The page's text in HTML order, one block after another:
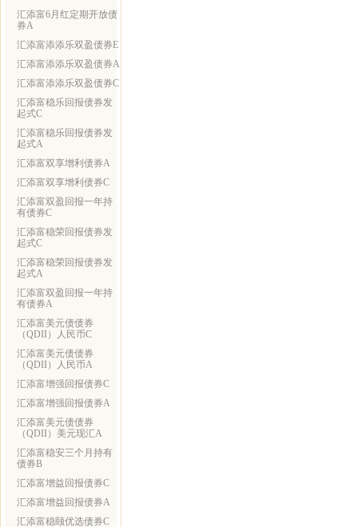
汇添富6月红定期开放债
券A
汇添富添添乐双盈债券E
汇添富添添乐双盈债券A
汇添富添添乐双盈债券C
汇添富稳乐回报债券发
起式C
汇添富稳乐回报债券发
起式A
汇添富双享增利债券A
汇添富双享增利债券C
汇添富双盈回报一年持
有债券C
汇添富稳荣回报债券发
起式C
汇添富稳荣回报债券发
起式A
汇添富双盈回报一年持
有债券A
汇添富美元债债券
（QDII）人民币C
汇添富美元债债券
（QDII）人民币A
汇添富增强回报债券C
汇添富增强回报债券A
汇添富美元债债券
（QDII）美元现汇A
汇添富稳安三个月持有
债券B
汇添富增益回报债券C
汇添富增益回报债券A
汇添富稳颐优选债券C